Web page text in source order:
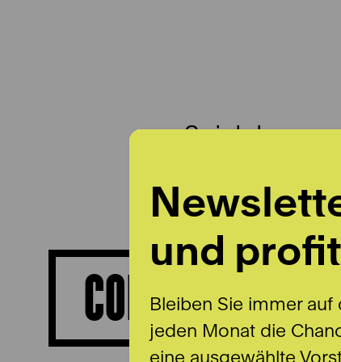
Spielplan
CORNELIA
und
Bleiben Sie immer
jeden Monat die
eine ausgewählte